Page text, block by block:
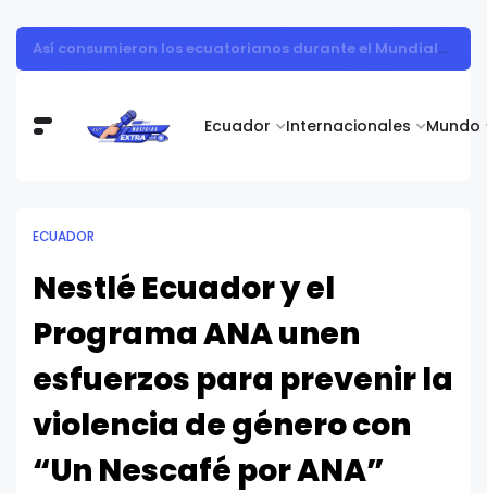
Ecuador Internacionales Mundo
Así consumieron los ecuatorianos durante el Mundial 2026
ECUADOR
Nestlé Ecuador y el
Programa ANA unen
esfuerzos para prevenir la
violencia de género con
“Un Nescafé por ANA”